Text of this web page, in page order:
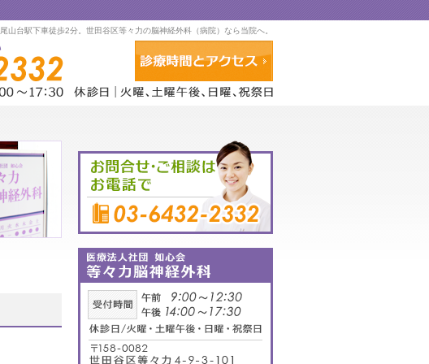
尾山台駅下車徒歩2分。世田谷区等々力の脳神経外科（病院）なら当院へ。